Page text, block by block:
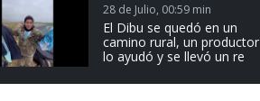
28 de Julio, 00:59 min
El Dibu se quedó en un
camino rural, un productor
lo ayudó y se llevó un re